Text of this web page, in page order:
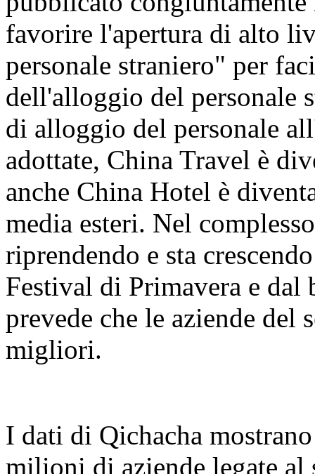
favorire l'apertura di alto
personale straniero" per
dell'alloggio del personale
di alloggio del personale
adottate, China Travel è
anche China Hotel è
media esteri. Nel
riprendendo e sta
Festival di Primavera e
prevede che le aziende del
migliori.
I dati di Qichacha
milioni di aziende legate